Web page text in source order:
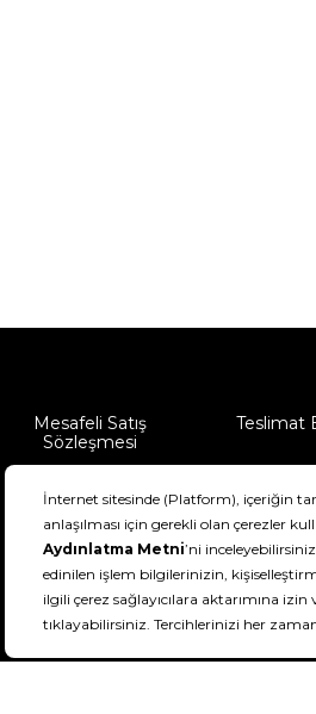
Mesafeli Satış
Sözleşmesi
Teslimat
DeFactoFIT